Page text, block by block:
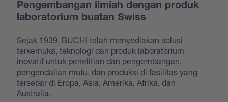
Pengembangan ilmiah dengan produk
laboratorium buatan Swiss
Sejak 1939, BUCHI telah menyediakan solusi
terkemuka, teknologi dan produk laboratorium
inovatif untuk penelitian dan pengembangan,
pengendalian mutu, dan produksi di fasilitas yang
tersebar di Eropa, Asia, Amerika, Afrika, dan
Australia.